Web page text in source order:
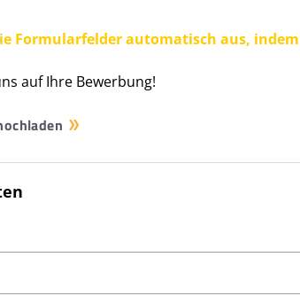
Formularfelder automatisch aus,
auf Ihre Bewerbung!